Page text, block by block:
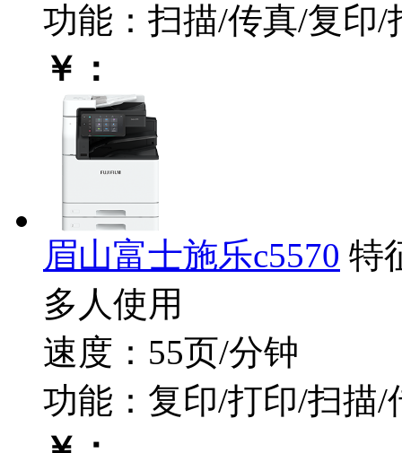
功能：扫描/传真/复印/
￥：
眉山富士施乐c5570 特
多人使用
速度：55页/分钟
功能：复印/打印/扫描/